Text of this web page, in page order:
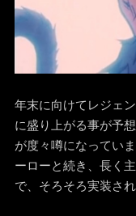
年末に向けてレジェ
に盛り上がる事が予
が度々噂になってい
ーローと続き、長く
で、そろそろ実装さ